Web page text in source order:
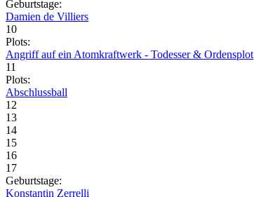
Geburtstage:
Damien de Villiers
10
Plots:
Angriff auf ein Atomkraftwerk - Todesser & Ordensplot
11
Plots:
Abschlussball
12
13
14
15
16
17
Geburtstage:
Konstantin Zerrelli